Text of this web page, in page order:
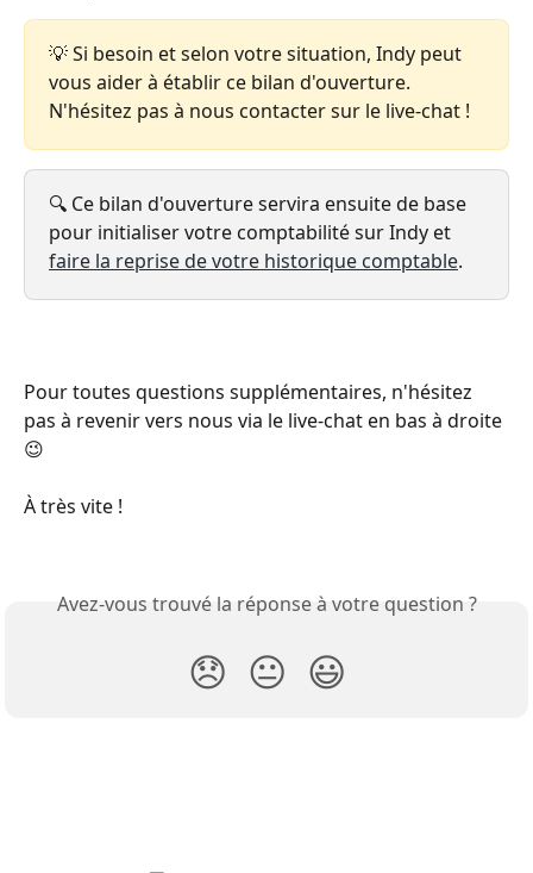
💡 Si besoin et selon votre situation, Indy peut
vous aider à établir ce bilan d'ouverture.
N'hésitez pas à nous contacter sur le live-chat !
🔍 Ce bilan d'ouverture servira ensuite de base
pour initialiser votre comptabilité sur Indy et
faire la reprise de votre historique comptable.
Pour toutes questions supplémentaires, n'hésitez
pas à revenir vers nous via le live-chat en bas à droite
😉
À très vite !
Avez-vous trouvé la réponse à votre question ?
😞 😐 😃